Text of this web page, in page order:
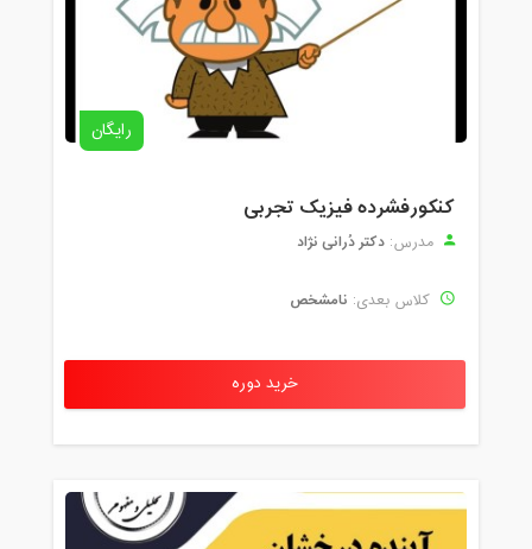
رایگان
کنکورفشرده فیزیک تجربی
مدرس: دکتر دُرانی نژاد
کلاس بعدی: نامشخص
خرید دوره